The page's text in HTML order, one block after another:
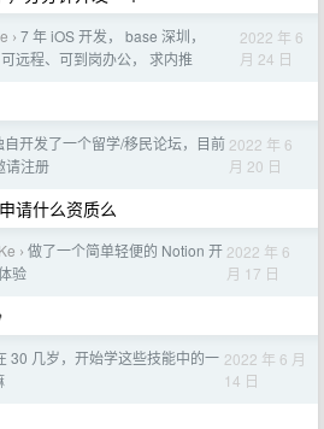
› 7 年 iOS 开发， base 深圳，
远程、可到岗办公， 求内推
2022 年 6
月 24 日
自开发了一个留学/移民论坛，目前
请注册
2022 年 6
月 20 日
请什么资质么
› 做了一个简单轻便的 Notion 开
验
2022 年 6
月 17 日
30 几岁，开始学这些技能中的一 2022 年 6 月
14 日